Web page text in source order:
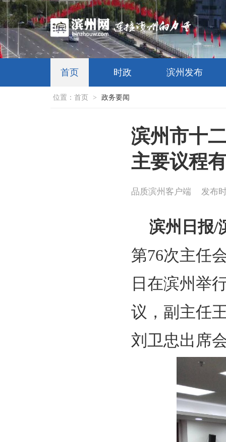
首页 时政 滨州发布
位置： 首页 > 政务要闻
滨州市十
主要议程
品质滨州客户端 发布
滨州日报/
第76次主任
日在滨州举
议，副主任
刘卫忠出席